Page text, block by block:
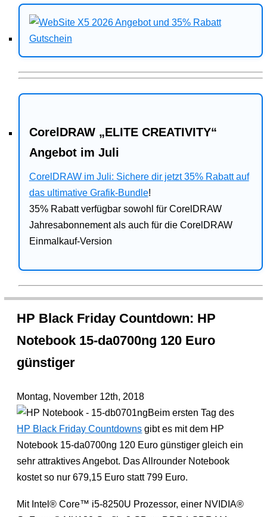
CorelDRAW „ELITE CREATIVITY“
Angebot im Juli
CorelDRAW im Juli: Sichere dir jetzt 35% Rabatt auf
das ultimative Grafik-Bundle!
35% Rabatt verfügbar sowohl für CorelDRAW
Jahresabonnement als auch für die CorelDRAW
Einmalkauf-Version
HP Black Friday Countdown: HP
Notebook 15-da0700ng 120 Euro
günstiger
Montag, November 12th, 2018
Beim ersten Tag des
HP Black Friday Countdowns gibt es mit dem HP
Notebook 15-da0700ng 120 Euro günstiger gleich ein
sehr attraktives Angebot. Das Allrounder Notebook
kostet so nur 679,15 Euro statt 799 Euro.
Mit Intel® Core™ i5-8250U Prozessor, einer NVIDIA®